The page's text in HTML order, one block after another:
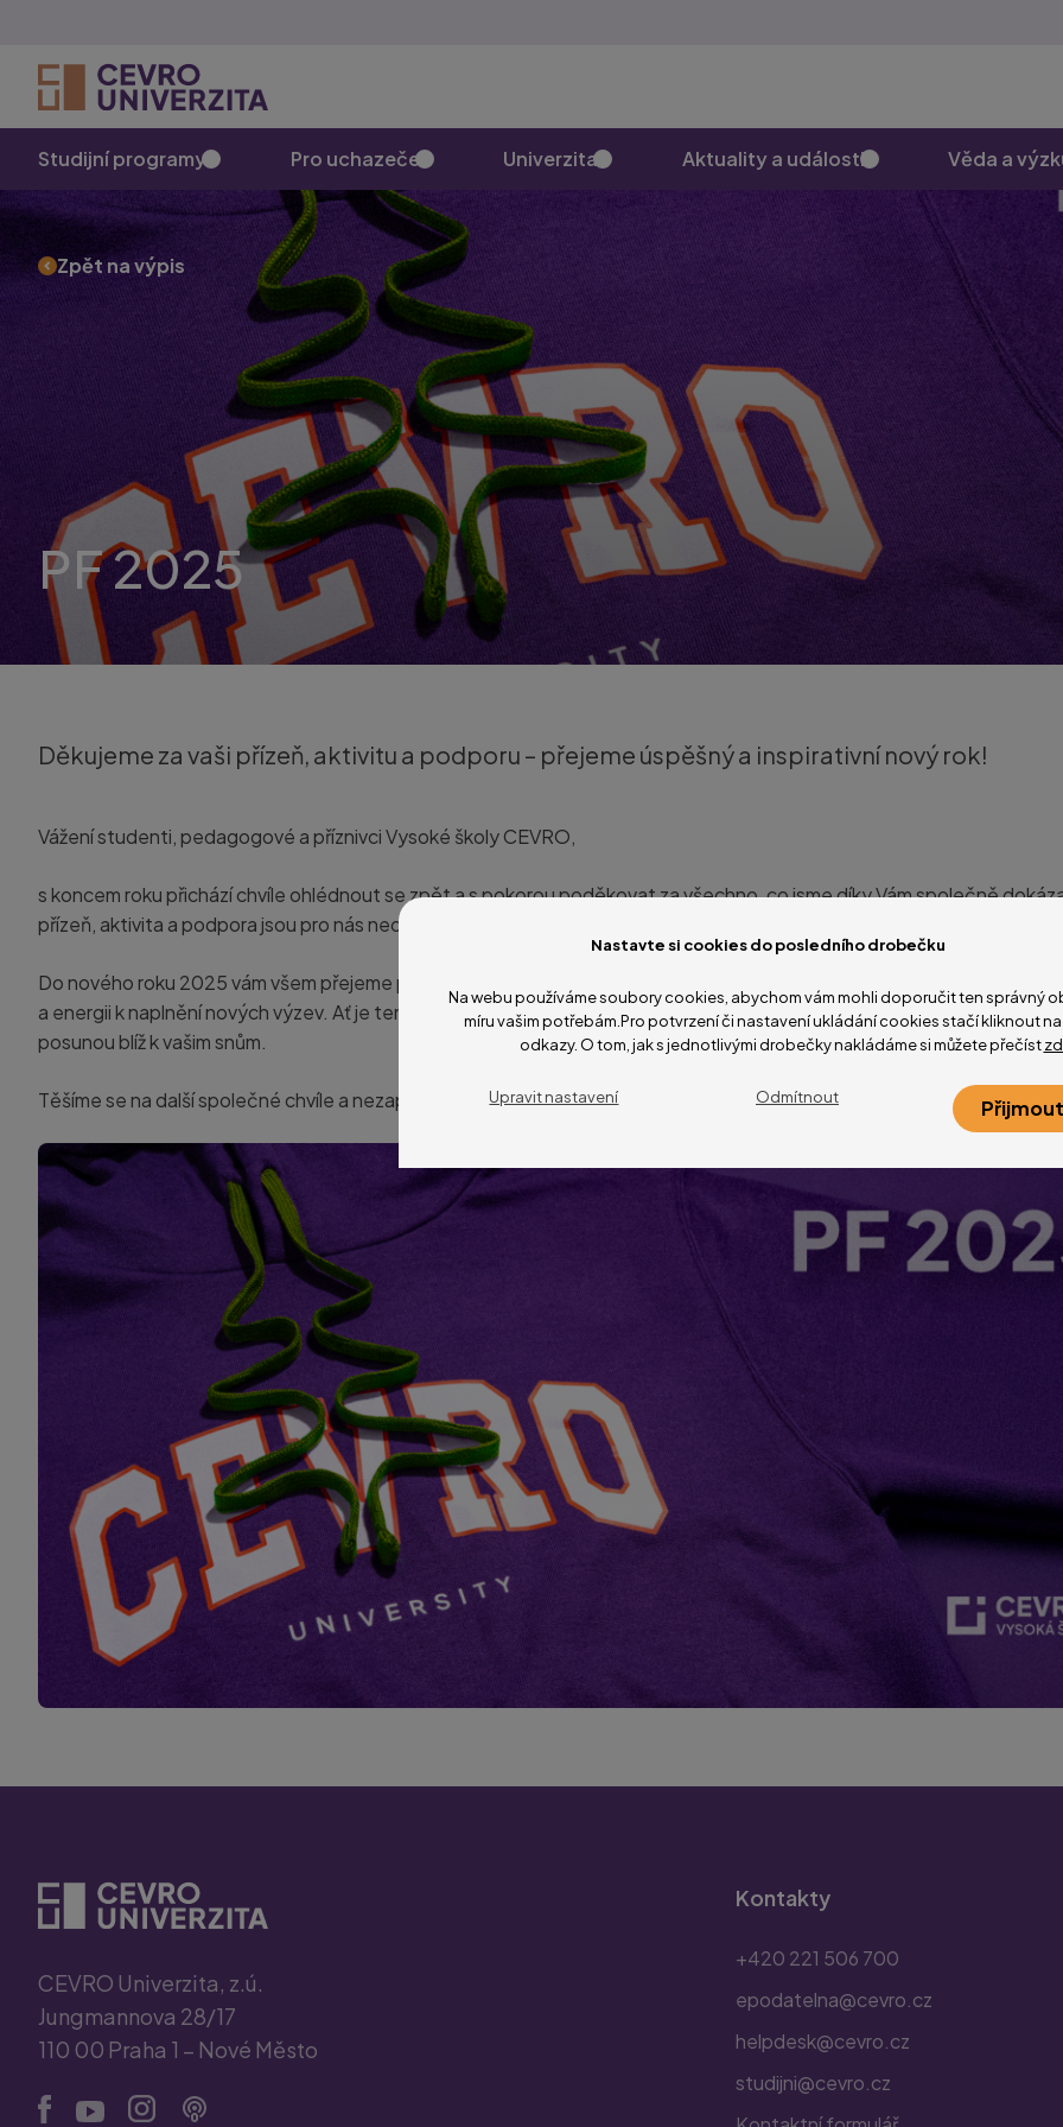
Studijní programy Pro uchazeče Univerzita Aktuality a události Věda a
Zpět na výpis
PF 2025
Děkujeme za vaši přízeň, aktivitu a podporu – přejeme úspěšný a inspirativní nový rok!
Vážení studenti, pedagogové a příznivci Vysoké školy CEVRO,
s koncem roku přichází chvíle ohlédnout se zpět a s pokorou poděkovat za všechno, co jsme díky Vám společně
přízeň, aktivita a podpora jsou pro nás neocenitelným zdrojem inspirace i motivace k neustálému rozvoji.
Do nového roku 2025 vám všem přejeme pevné zdraví, mnoho úspěchů na vaší profesní i osobní cestě, radost z
a energii k naplnění nových výzev. Ať je tento rok plný inspirativních okamžiků, zajímavých setkání a důležitých
posunou blíž k vašim snům.
Těšíme se na další společné chvíle a nezapomenutelné zážitky, které nám nový rok přinese!
CEVRO Univerzita, z.ú.
Jungmannova 28/17
110 00 Praha 1 – Nové Město
Kontakty
+420 221 506 700
epodatelna@cevro.cz
helpdesk@cevro.cz
studijni@cevro.cz
Nastavte si cookies do posledního drobečku
Na webu používáme soubory cookies, abychom vám mohli doporučit ten správný
míru vašim potřebám.Pro potvrzení či nastavení ukládání cookies stačí kliknout
odkazy. O tom, jak s jednotlivými drobečky nakládáme si můžete přečíst
Upravit nastavení Odmítnout